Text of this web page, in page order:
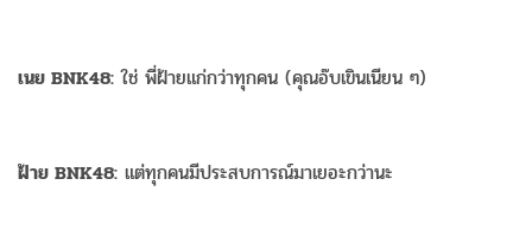
เนย BNK48: ใช่ พี่ฝ้ายแก่กว่าทุกคน (คุณอ๊บเขินเนียน ๆ)
ฝ้าย BNK48: แต่ทุกคนมีประสบการณ์มาเยอะกว่านะ